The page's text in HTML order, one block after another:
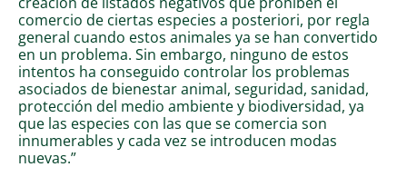
comercio de ciertas especies a posteriori, por regla
general cuando estos animales ya se han convertido
en un problema. Sin embargo, ninguno de estos
intentos ha conseguido controlar los problemas
asociados de bienestar animal, seguridad, sanidad,
protección del medio ambiente y biodiversidad, ya
que las especies con las que se comercia son
innumerables y cada vez se introducen modas
nuevas.”